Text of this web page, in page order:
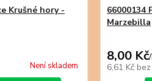
Krušné hory -
Není skladem
66000134
Marzebilla
8,00 Kč/
6,61 Kč